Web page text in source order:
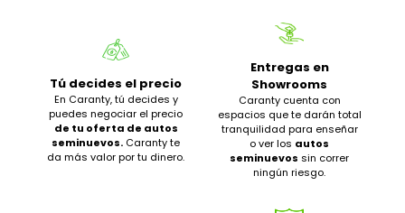
Tú decides el precio
En Caranty, tú decides y
puedes negociar el precio
de tu oferta de autos
seminuevos. Caranty te
da más valor por tu dinero.
Entregas en
Showrooms
Caranty cuenta con
espacios que te darán total
tranquilidad para enseñar
o ver los autos
seminuevos sin correr
ningún riesgo.